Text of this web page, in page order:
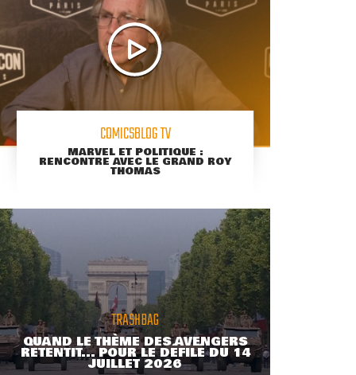
COMICSBLOG TV
MARVEL ET POLITIQUE :
RENCONTRE AVEC LE GRAND ROY
THOMAS
TRASHBAG
QUAND LE THÈME DES AVENGERS
RETENTIT... POUR LE DÉFILÉ DU 14
JUILLET 2026